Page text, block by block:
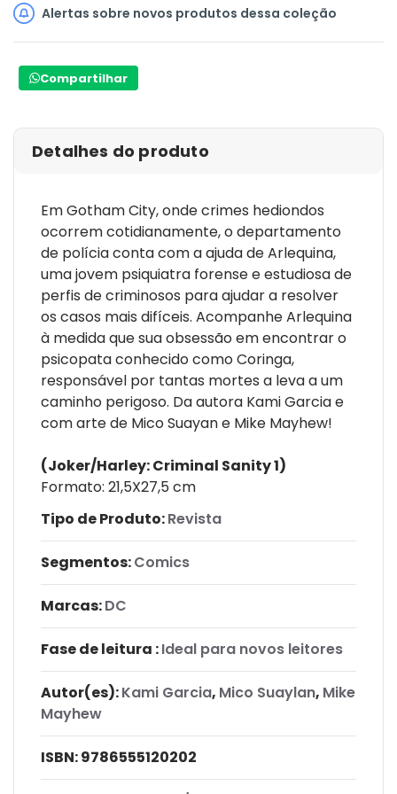
Alertas sobre novos produtos dessa coleção
Compartilhar
Detalhes do produto
Em Gotham City, onde crimes hediondos
ocorrem cotidianamente, o departamento
de polícia conta com a ajuda de Arlequina,
uma jovem psiquiatra forense e estudiosa de
perfis de criminosos para ajudar a resolver
os casos mais difíceis. Acompanhe Arlequina
à medida que sua obsessão em encontrar o
psicopata conhecido como Coringa,
responsável por tantas mortes a leva a um
caminho perigoso. Da autora Kami Garcia e
com arte de Mico Suayan e Mike Mayhew!
(Joker/Harley: Criminal Sanity 1)
Formato: 21,5X27,5 cm
Tipo de Produto:Revista
Segmentos:Comics
Marcas:DC
Fase de leitura :Ideal para novos leitores
Autor(es):Kami Garcia, Mico Suaylan, Mike
Mayhew
ISBN:9786555120202